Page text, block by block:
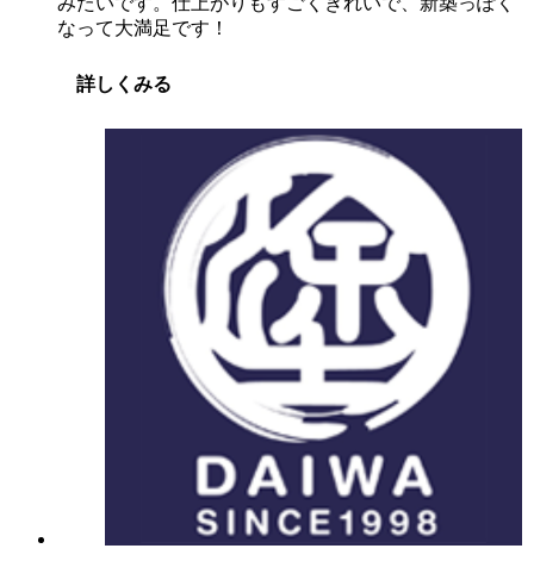
なって大満足です！
詳しくみる